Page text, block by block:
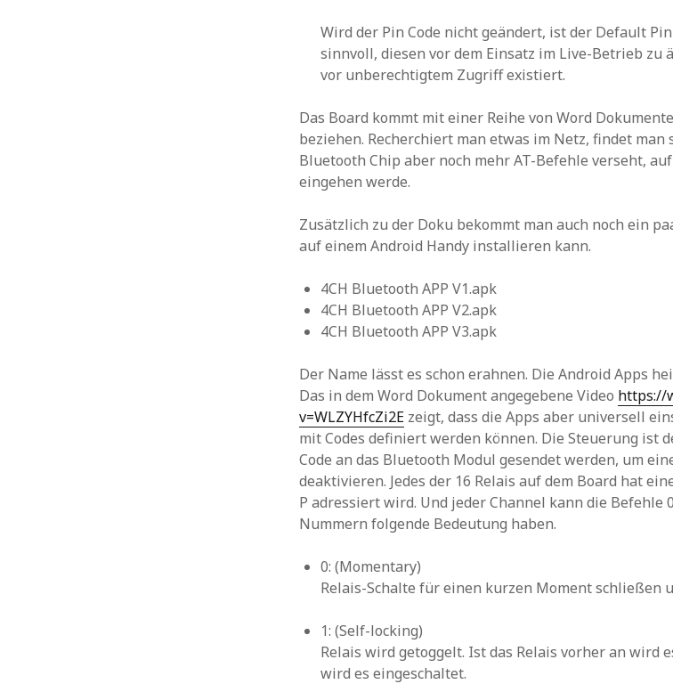
Wird der Pin Code nicht geändert, ist der Default
sinnvoll, diesen vor dem Einsatz im Live-Betrieb zu
vor unberechtigtem Zugriff existiert.
Das Board kommt mit einer Reihe von Word
beziehen. Recherchiert man etwas im Netz, findet man
Bluetooth Chip aber noch mehr AT-Befehle verseht,
eingehen werde.
Zusätzlich zu der Doku bekommt man auch noch ein
auf einem Android Handy installieren kann.
4CH Bluetooth APP V1.apk
4CH Bluetooth APP V2.apk
4CH Bluetooth APP V3.apk
Der Name lässt es schon erahnen. Die Android Apps
Das in dem Word Dokument angegebene Video https://
v=WLZYHfcZi2E zeigt, dass die Apps aber universell
mit Codes definiert werden können. Die Steuerung ist
Code an das Bluetooth Modul gesendet werden, um
deaktivieren. Jedes der 16 Relais auf dem Board hat
P adressiert wird. Und jeder Channel kann die Befehle
Nummern folgende Bedeutung haben.
0: (Momentary)
Relais-Schalte für einen kurzen Moment schließen
1: (Self-locking)
Relais wird getoggelt. Ist das Relais vorher an wird
wird es eingeschaltet.